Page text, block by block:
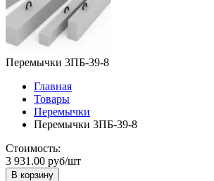
Перемычки 3ПБ-39-8
Главная
Товары
Перемычки
Перемычки 3ПБ-39-8
Стоимость:
3 931.00 руб/шт
В корзину